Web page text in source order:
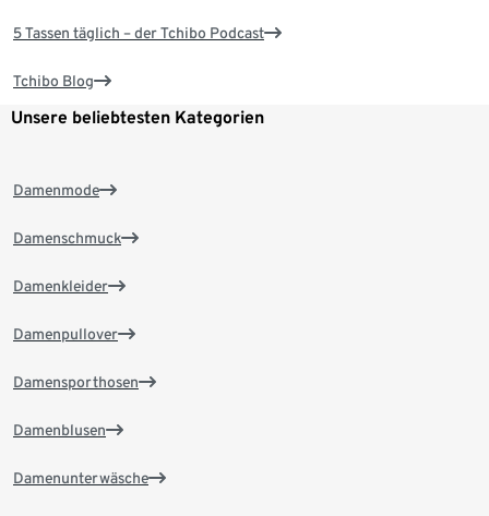
5 Tassen täglich – der Tchibo Podcast
Tchibo Blog
Unsere beliebtesten Kategorien
Damenmode
Damenschmuck
Damenkleider
Damenpullover
Damensporthosen
Damenblusen
Damenunterwäsche